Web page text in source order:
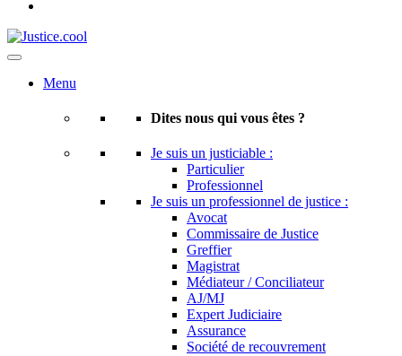
Menu
Dites nous qui vous êtes ?
Je suis un justiciable :
Particulier
Professionnel
Je suis un professionnel de justice :
Avocat
Commissaire de Justice
Greffier
Magistrat
Médiateur / Conciliateur
AJ/MJ
Expert Judiciaire
Assurance
Société de recouvrement